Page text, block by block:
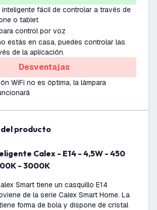
inteligente fácil de controlar a través de
o tablet
control por voz
estás en casa, puedes controlar las
de la aplicación.
Desventajas
WiFi no es óptima, la lámpara
producto
- 3000K
Smart tiene un casquillo E14
de la serie Calex Smart Home. La
forma de bola y dispone de cristal